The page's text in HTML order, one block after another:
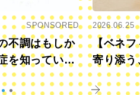
SPONSORED
不調はもしか
を知っていま
2026.06.25
【ベネフ
寄り添う
きに